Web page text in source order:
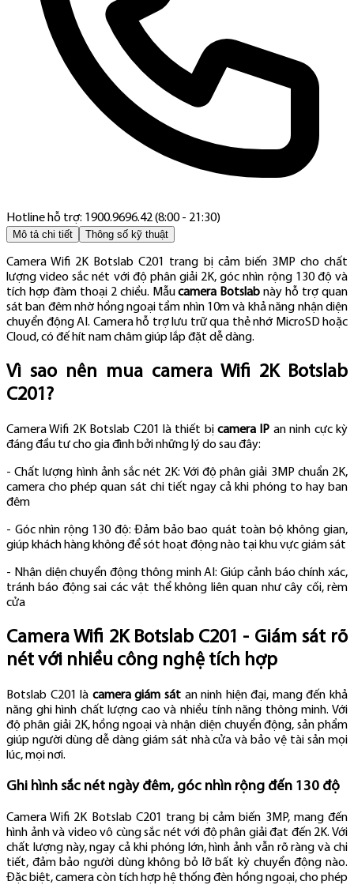
Hotline hỗ trợ: 1900.9696.42 (8:00 - 21:30)
Mô tả chi tiết Thông số kỹ thuật
Camera Wifi 2K Botslab C201 trang bị cảm biến 3MP cho chất
lượng video sắc nét với độ phân giải 2K, góc nhìn rộng 130 độ và
tích hợp đàm thoại 2 chiều. Mẫucamera Botslab này hỗ trợ quan
sát ban đêm nhờ hồng ngoại tầm nhìn 10m và khả năng nhận diện
chuyển động AI. Camera hỗ trợ lưu trữ qua thẻ nhớ MicroSD hoặc
Cloud, có đế hít nam châm giúp lắp đặt dễ dàng.
Vì sao nên mua camera Wifi 2K Botslab
C201?
Camera Wifi 2K Botslab C201 là thiết bịcamera IP an ninh cực kỳ
đáng đầu tư cho gia đình bởi những lý do sau đây:
- Chất lượng hình ảnh sắc nét 2K: Với độ phân giải 3MP chuẩn 2K,
camera cho phép quan sát chi tiết ngay cả khi phóng to hay ban
đêm
- Góc nhìn rộng 130 độ: Đảm bảo bao quát toàn bộ không gian,
giúp khách hàng không để sót hoạt động nào tại khu vực giám sát
- Nhận diện chuyển động thông minh AI: Giúp cảnh báo chính xác,
tránh báo động sai các vật thể không liên quan như cây cối, rèm
cửa
Camera Wifi 2K Botslab C201 - Giám sát rõ
nét với nhiều công nghệ tích hợp
Botslab C201 là camera giám sátan ninh hiện đại, mang đến khả
năng ghi hình chất lượng cao và nhiều tính năng thông minh. Với
độ phân giải 2K, hồng ngoại và nhận diện chuyển động, sản phẩm
giúp người dùng dễ dàng giám sát nhà cửa và bảo vệ tài sản mọi
lúc, mọi nơi.
Ghi hình sắc nét ngày đêm, góc nhìn rộng đến 130 độ
Camera Wifi 2K Botslab C201 trang bị cảm biến 3MP, mang đến
hình ảnh và video vô cùng sắc nét với độ phân giải đạt đến 2K. Với
chất lượng này, ngay cả khi phóng lớn, hình ảnh vẫn rõ ràng và chi
tiết, đảm bảo người dùng không bỏ lỡ bất kỳ chuyển động nào.
Đặc biệt, camera còn tích hợp hệ thống đèn hồng ngoại, cho phép